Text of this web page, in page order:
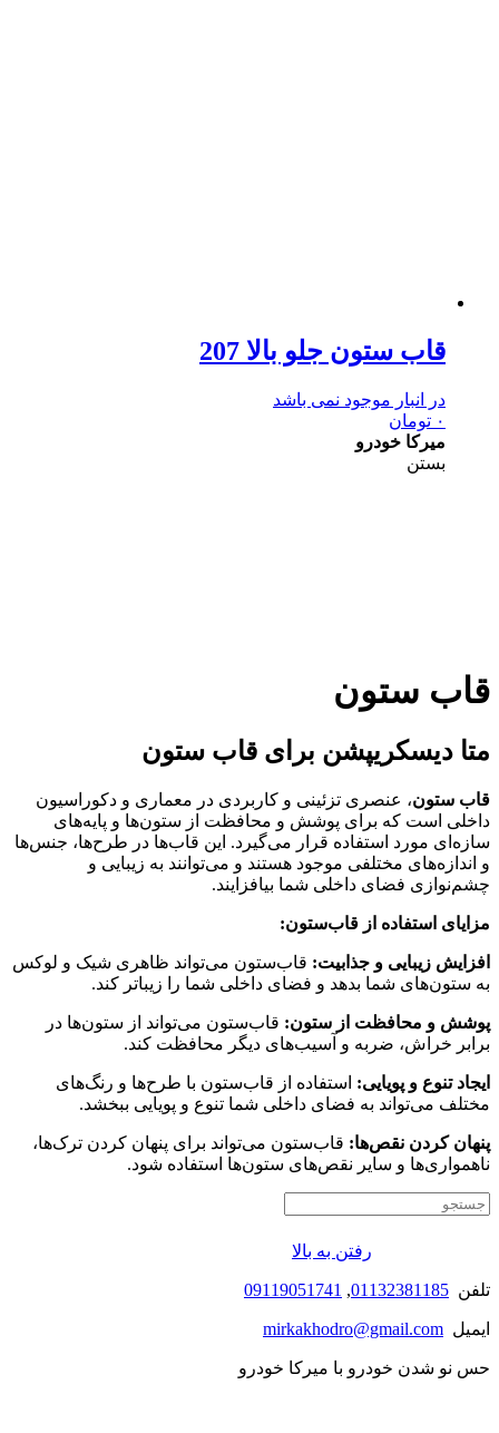
قاب ستون جلو بالا 207
در انبار موجود نمی باشد
۰ تومان
میرکا خودرو
بستن
قاب ستون
متا دیسکریپشن برای قاب ستون
قاب ستون، عنصری تزئینی و کاربردی در معماری و دکوراسیون
داخلی است که برای پوشش و محافظت از ستون‌ها و پایه‌های
سازه‌ای مورد استفاده قرار می‌گیرد. این قاب‌ها در طرح‌ها، جنس‌ها
و اندازه‌های مختلفی موجود هستند و می‌توانند به زیبایی و
چشم‌نوازی فضای داخلی شما بیافزایند.
مزایای استفاده از قاب‌ستون:
افزایش زیبایی و جذابیت: قاب‌ستون می‌تواند ظاهری شیک و لوکس
به ستون‌های شما بدهد و فضای داخلی شما را زیباتر کند.
پوشش و محافظت از ستون: قاب‌ستون می‌تواند از ستون‌ها در
برابر خراش، ضربه و آسیب‌های دیگر محافظت کند.
ایجاد تنوع و پویایی: استفاده از قاب‌ستون با طرح‌ها و رنگ‌های
مختلف می‌تواند به فضای داخلی شما تنوع و پویایی ببخشد.
پنهان کردن نقص‌ها: قاب‌ستون می‌تواند برای پنهان کردن ترک‌ها،
ناهمواری‌ها و سایر نقص‌های ستون‌ها استفاده شود.
رفتن به بالا
تلفن 01132381185
,
09119051741
ایمیل mirkakhodro@gmail.com
حس نو شدن خودرو با میرکا خودرو